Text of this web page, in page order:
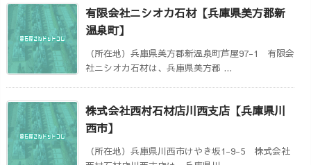
有限会社ニシオカ石材【兵庫県美方郡新
温泉町】
（所在地）兵庫県美方郡新温泉町芦屋97-1 有限会
社ニシオカ石材は、兵庫県美方郡 ...
株式会社西村石材店川西支店【兵庫県川
西市】
（所在地）兵庫県川西市けやき坂1-9-5 株式会社